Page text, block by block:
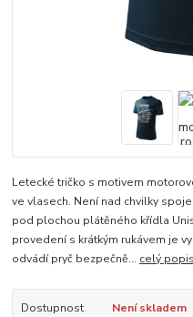
Letecké tričko s motivem
ve vlasech. Není nad chvilky
pod plochou plátěného křídla
provedení s krátkým rukávem je
odvádí pryč bezpečně... celý popis
Dostupnost
Není skladem